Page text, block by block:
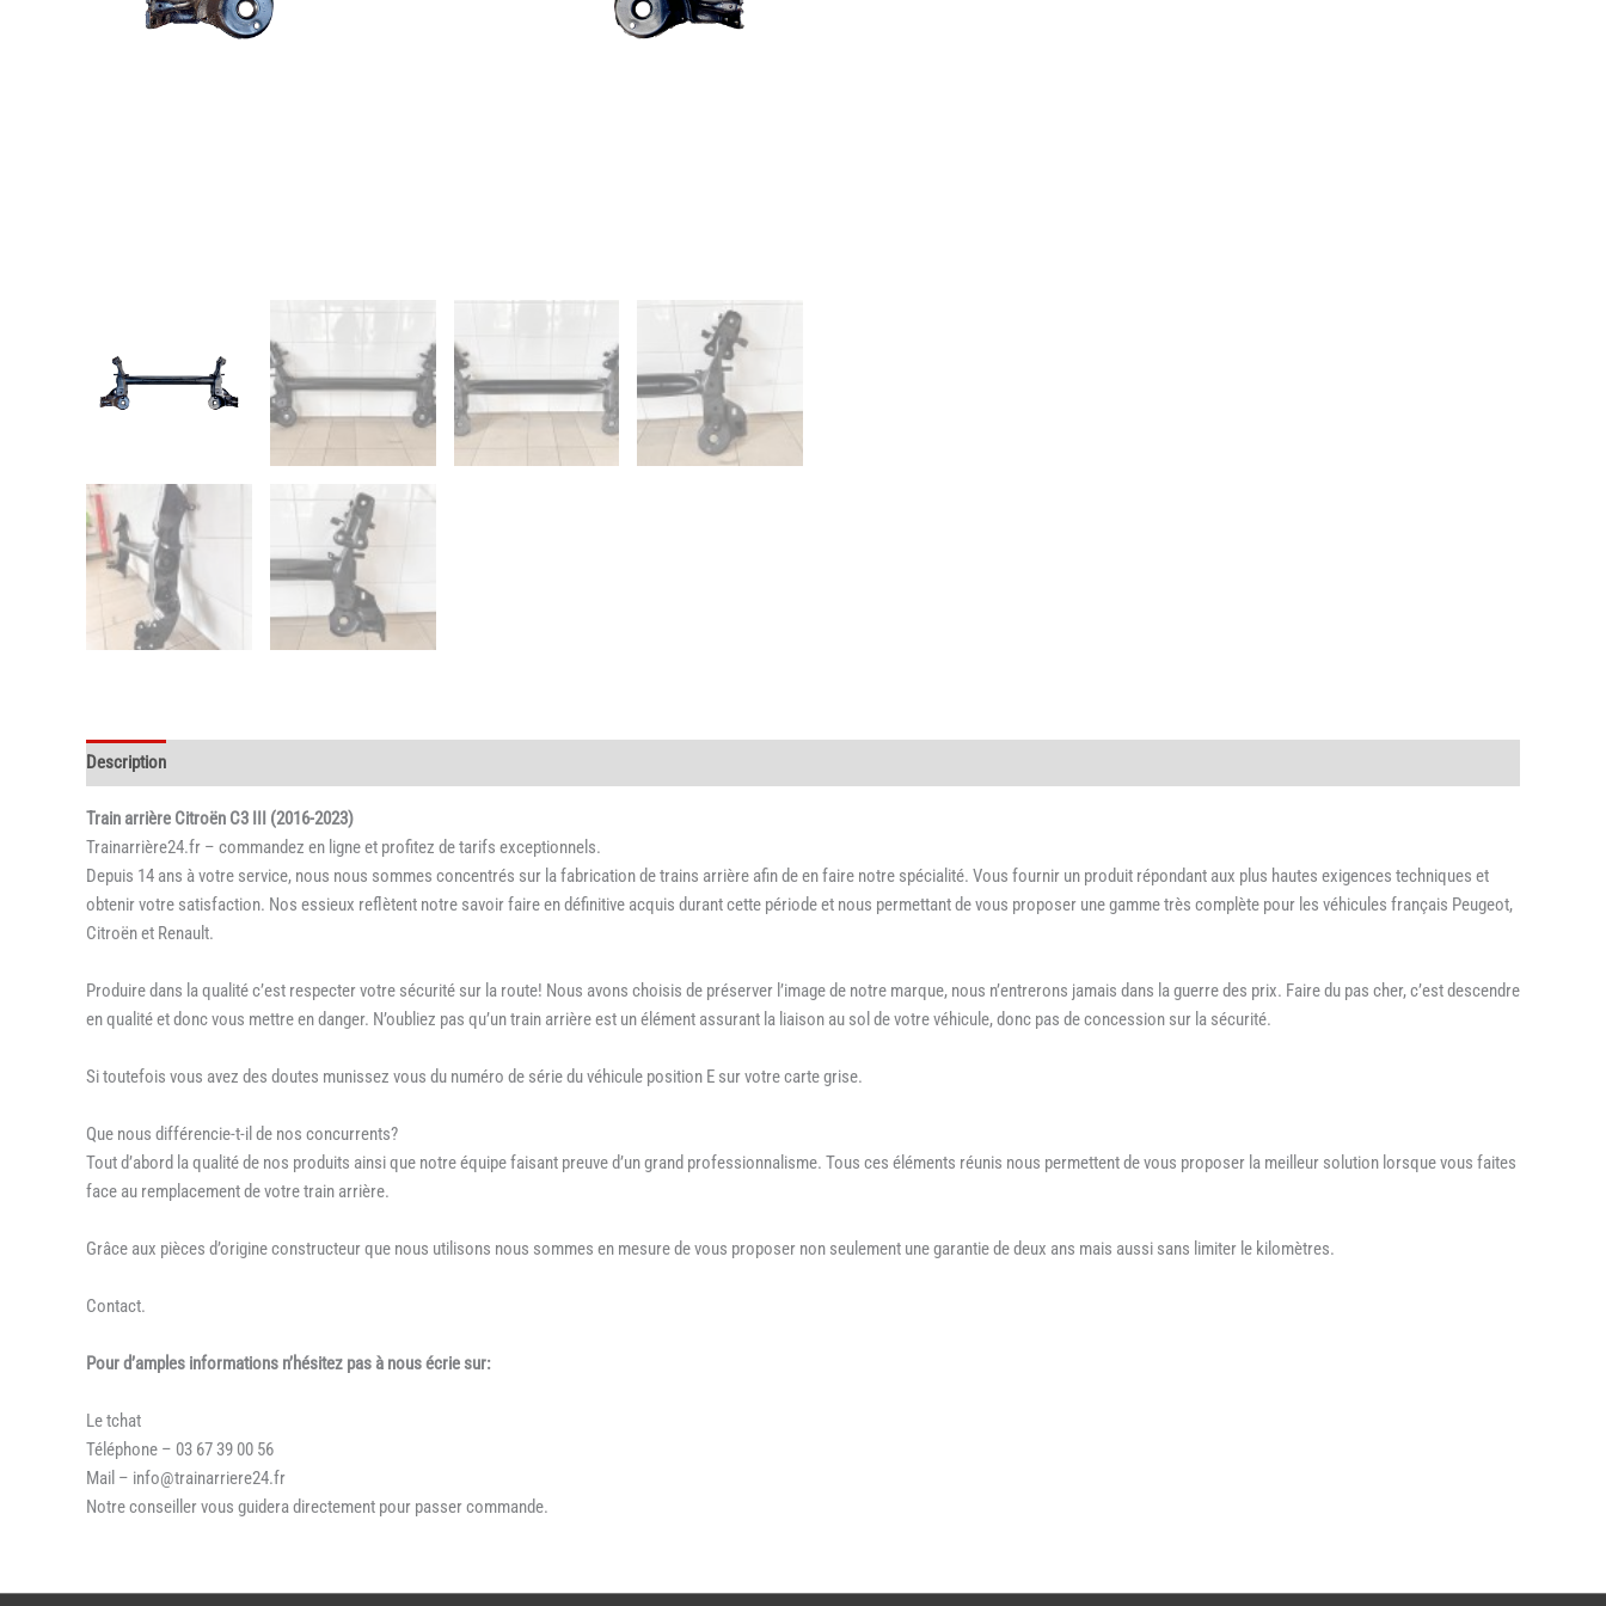
Description
Train arrière Citroën C3 III (2016-2023)
Trainarrière24.fr – commandez en ligne et profitez de tarifs exceptionnels.
Depuis 14 ans à votre service, nous nous sommes concentrés sur la fabrication de trains arrière afin de en faire notre spécialité. Vous fournir un produit répondant aux plus hautes exigences techniques et
obtenir votre satisfaction. Nos essieux reflètent notre savoir faire en définitive acquis durant cette période et nous permettant de vous proposer une gamme très complète pour les véhicules français Peugeot,
Citroën et Renault.
Produire dans la qualité c’est respecter votre sécurité sur la route! Nous avons choisis de préserver l’image de notre marque, nous n’entrerons jamais dans la guerre des prix. Faire du pas cher, c’est descendre
en qualité et donc vous mettre en danger. N’oubliez pas qu’un train arrière est un élément assurant la liaison au sol de votre véhicule, donc pas de concession sur la sécurité.
Si toutefois vous avez des doutes munissez vous du numéro de série du véhicule position E sur votre carte grise.
Que nous différencie-t-il de nos concurrents?
Tout d’abord la qualité de nos produits ainsi que notre équipe faisant preuve d’un grand professionnalisme. Tous ces éléments réunis nous permettent de vous proposer la meilleur solution lorsque vous faites
face au remplacement de votre train arrière.
Grâce aux pièces d’origine constructeur que nous utilisons nous sommes en mesure de vous proposer non seulement une garantie de deux ans mais aussi sans limiter le kilomètres.
Contact.
Pour d’amples informations n’hésitez pas à nous écrie sur:
Le tchat
Téléphone – 03 67 39 00 56
Mail – info@trainarriere24.fr
Notre conseiller vous guidera directement pour passer commande.